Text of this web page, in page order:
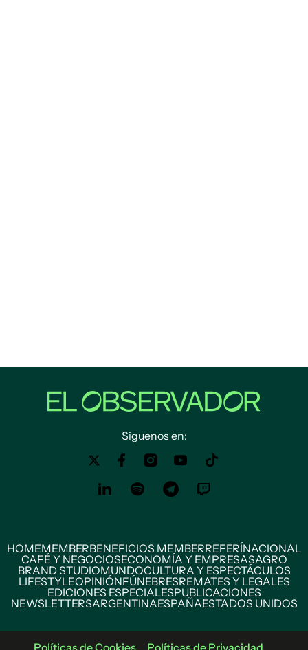
Siguenos en:
HOMEMEMBERBENEFICIOS MEMBERREFERÍNACIONAL
CAFÉ Y NEGOCIOSECONOMÍA Y EMPRESASAGRO
BRAND STUDIOMUNDOCULTURA Y ESPECTÁCULOS
LIFESTYLEOPINIÓNFÚNEBRESREMATES Y LEGALES
EDICIONES ESPECIALESPUBLICACIONES
NEWSLETTERSARGENTINAESPAÑAESTADOS UNIDOS
Políticas de Cookies Políticas de Privacidad